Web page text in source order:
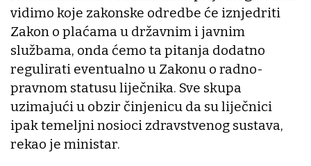
vidimo koje zakonske odredbe će iznjedriti
Zakon o plaćama u državnim i javnim
službama, onda ćemo ta pitanja dodatno
regulirati eventualno u Zakonu o radno-
pravnom statusu liječnika. Sve skupa
uzimajući u obzir činjenicu da su liječnici
ipak temeljni nosioci zdravstvenog sustava,
rekao je ministar.